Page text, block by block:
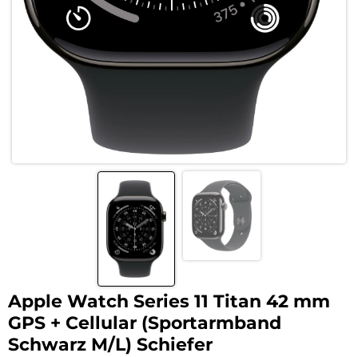
Apple Watch Series 11 Titan 42 mm
GPS + Cellular (Sportarmband
Schwarz M/L) Schiefer